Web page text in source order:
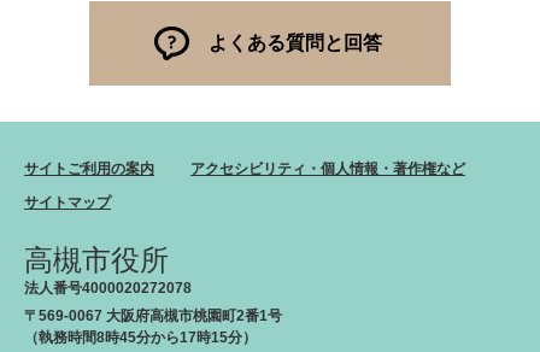
よくある質問と回答
サイトご利用の案内
アクセシビリティ・個人情報・著作権など
サイトマップ
高槻市役所
法人番号4000020272078
〒569-0067 大阪府高槻市桃園町2番1号
（執務時間8時45分から17時15分）